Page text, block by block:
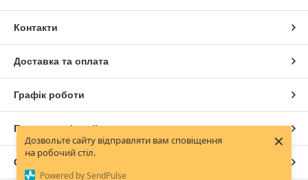
Дозвольте сайту відправляти вам сповіщення
на робочий стіл.
Powered by SendPulse
×
Контакти
Доставка та оплата
Графік роботи
Повна версія сайту
Сайт створено на маркетплейсі